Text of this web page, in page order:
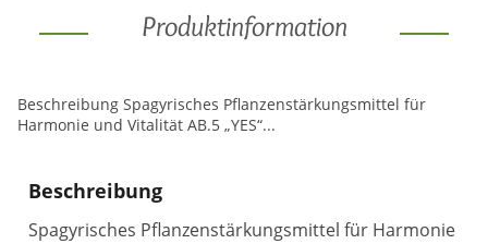
Produktinformation
Beschreibung Spagyrisches Pflanzenstärkungsmittel für
Harmonie und Vitalität AB.5 „YES“...
Beschreibung
Spagyrisches Pflanzenstärkungsmittel für Harmonie